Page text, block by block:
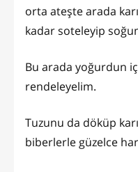
orta ateşte arada
kadar soteleyip
Bu arada yoğurdun
rendeleyelim.
Tuzunu da döküp
biberlerle güzelce